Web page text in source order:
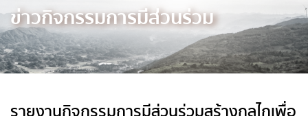
โครงสร้างส่วนราชการ
วิสัยทัศน์ พันธกิจ
ข่าวกิจกรรมการมีส่วนร่วม